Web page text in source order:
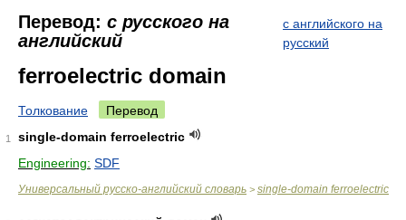
Перевод: с русского на
английский
с английского на
русский
ferroelectric domain
Толкование Перевод
1
single-domain ferroelectric
Engineering: SDF
Универсальный русско-английский словарь > single-domain ferroelectric